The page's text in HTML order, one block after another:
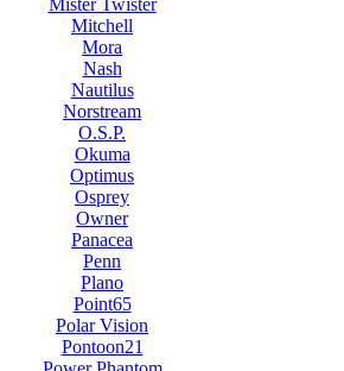
Mister Twister
Mitchell
Mora
Nash
Nautilus
Norstream
O.S.P.
Okuma
Optimus
Osprey
Owner
Panacea
Penn
Plano
Point65
Polar Vision
Pontoon21